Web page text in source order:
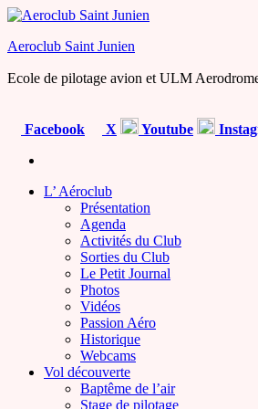
Skip
the
Aeroclub Saint Junien
Ecole de pilotage avion et ULM
Facebook X Youtube
L’ Aéroclub
Présentation
Agenda
Activités du Club
Sorties du Club
Le Petit Journal
Photos
Vidéos
Passion Aéro
Historique
Webcams
Vol découverte
Baptême de l’air
Stage de pilotage